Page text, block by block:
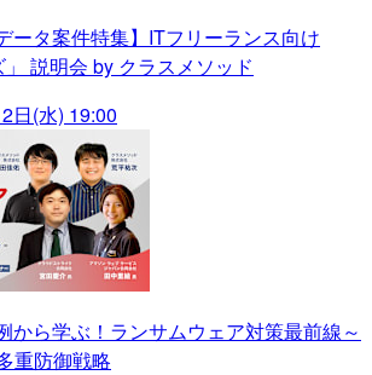
ータ案件特集】ITフリーランス向け
」 説明会 by クラスメソッド
日(水) 19:00
から学ぶ！ランサムウェア対策最前線～
重防御戦略